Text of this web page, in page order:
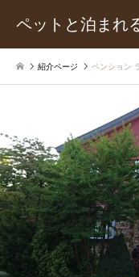
ペットと泊まれ
紹介ページ ペンション